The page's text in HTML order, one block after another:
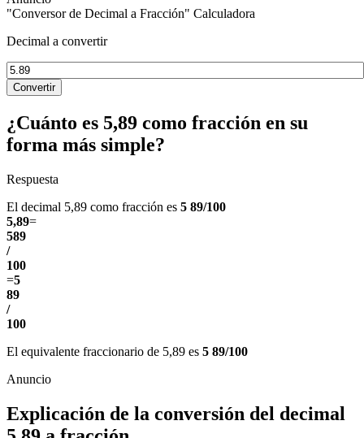
"Conversor de Decimal a Fracción" Calculadora
Decimal a convertir
Convertir
¿Cuánto es 5,89 como fracción en su
forma más simple?
Respuesta
El decimal 5,89 como fracción es 5 89/100
5,89=
589
/
100
=5
89
/
100
El equivalente fraccionario de 5,89 es 5 89/100
Explicación de la conversión del decimal